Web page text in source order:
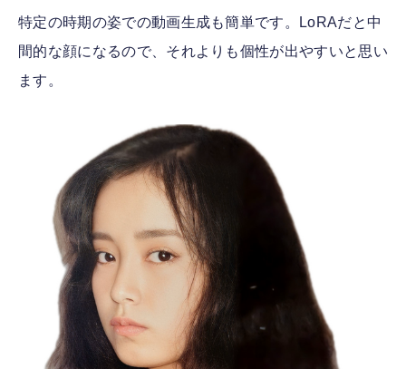
特定の時期の姿での動画生成も簡単です。LoRAだと中
間的な顔になるので、それよりも個性が出やすいと思い
ます。